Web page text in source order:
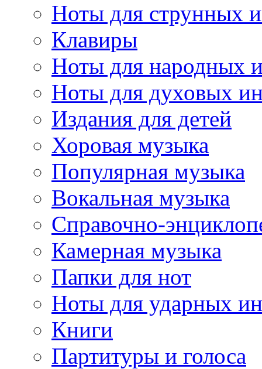
Ноты для струнных
Клавиры
Ноты для народных
Ноты для духовых
Издания для детей
Хоровая музыка
Популярная музыка
Вокальная музыка
Справочно-
Камерная музыка
Папки для нот
Ноты для ударных
Книги
Партитуры и голоса